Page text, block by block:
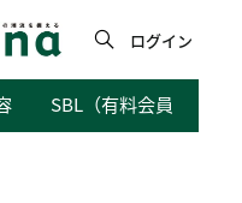
ログイン
SBL（有料会員向けサ